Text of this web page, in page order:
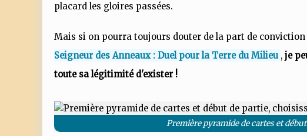
placard les gloires passées.
Mais si on pourra toujours douter de la part de
Seigneur des Anneaux : Duel pour la Terre du Milieu , je
toute sa légitimité d'exister !
Première pyramide de cartes et